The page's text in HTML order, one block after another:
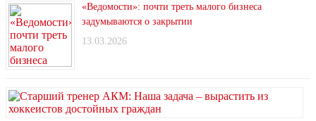
«Ведомости»: почти треть малого бизнеса
задумываются о закрытии
13.03.2026